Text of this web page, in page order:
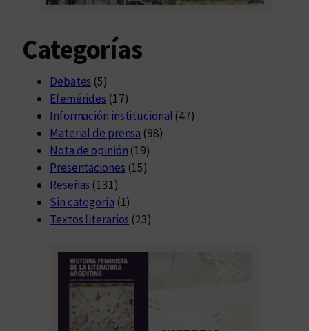
Categorías
Debates (5)
Efemérides (17)
Información institucional (47)
Material de prensa (98)
Nota de opinión (19)
Presentaciones (15)
Reseñas (131)
Sin categoría (1)
Textos literarios (23)